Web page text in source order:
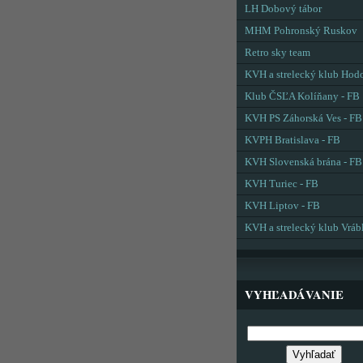
LH Dobový tábor
MHM Pohronský Ruskov
Retro sky team
KVH a strelecký klub
Klub ČSĽA Kolíňany - FB
KVH PS Záhorská Ves - FB
KVPH Bratislava - FB
KVH Slovenská brána - FB
KVH Turiec - FB
KVH Liptov - FB
KVH a strelecký klub
VYHĽADÁVANIE